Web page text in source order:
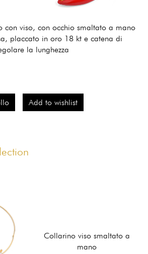
con viso, con occhio smaltato a mano
placcato in oro 18 kt e catena di
la lunghezza
Add to wishlist
Collarino viso smaltato a
mano